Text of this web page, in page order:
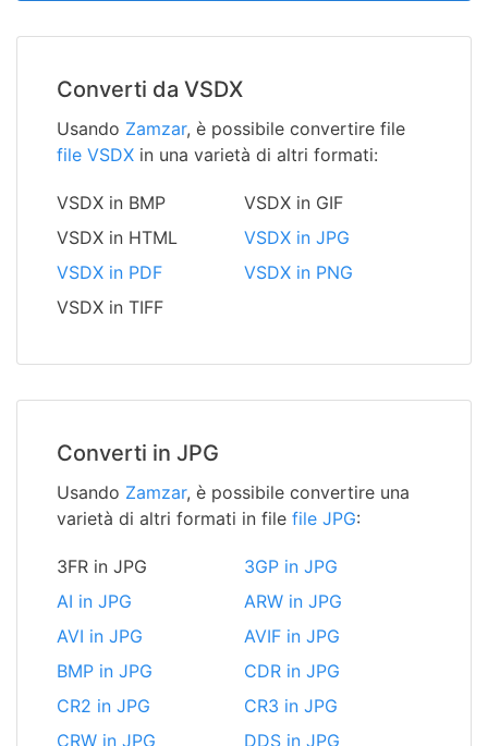
Converti da VSDX
Usando Zamzar, è possibile convertire file
file VSDX in una varietà di altri formati:
VSDX in BMP
VSDX in GIF
VSDX in HTML
VSDX in JPG
VSDX in PDF
VSDX in PNG
VSDX in TIFF
Converti in JPG
Usando Zamzar, è possibile convertire una
varietà di altri formati in file file JPG:
3FR in JPG
3GP in JPG
AI in JPG
ARW in JPG
AVI in JPG
AVIF in JPG
BMP in JPG
CDR in JPG
CR2 in JPG
CR3 in JPG
CRW in JPG
DDS in JPG